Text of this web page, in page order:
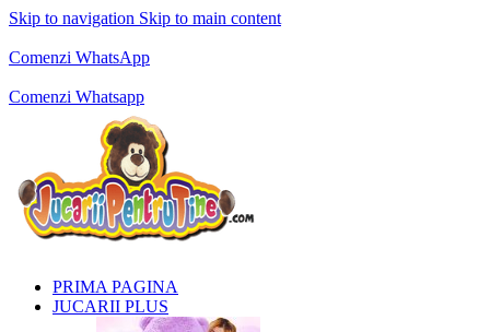
Skip to navigation Skip to main content
Comenzi WhatsApp
Comenzi Whatsapp
PRIMA PAGINA
JUCARII PLUS